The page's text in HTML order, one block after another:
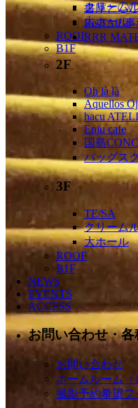
クリーム
大ホール
ROOF
B1F
書庫と
Re-TAiL
RRR
2F
Oh là là
Aquellos
hacu
Enju cafe
国島
バッグス
3F
TE/SA
クリーム
大ホール
ROOF
B1F
NEWS
EVENTS
ACCESS
お問い合わせ・
お問い合わせ
ホームルーム
撮影予約希望フ